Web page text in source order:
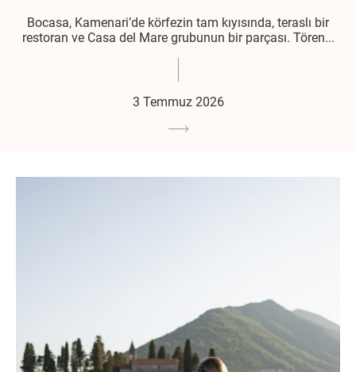
Bocasa, Kamenari’de körfezin tam kıyısında, teraslı bir
restoran ve Casa del Mare grubunun bir parçası. Tören...
3 Temmuz 2026